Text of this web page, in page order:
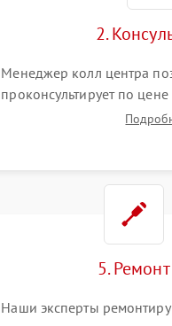
2.
Менеджер колл центра
проконсультирует по
сканера а также ответит
5. Ремонт
Наши эксперты